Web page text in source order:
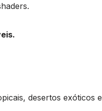
desertos exóticos e